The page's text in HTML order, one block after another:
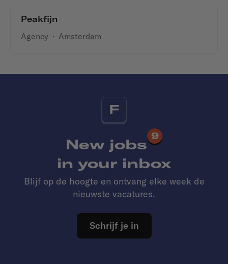
Peakfijn
Agency · Amsterdam
F
New jobs
9
in your inbox
Blijf op de hoogte en ontvang elke week de
nieuwste vacatures.
Schrijf je in